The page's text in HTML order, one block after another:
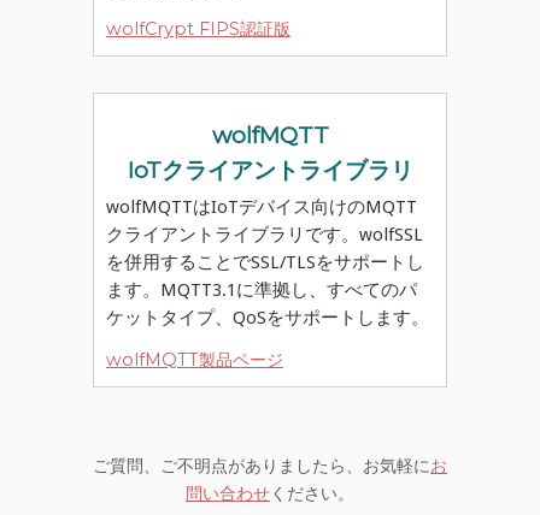
wolfCrypt FIPS認証版
wolfMQTT
IoTクライアントライブラリ
wolfMQTTはIoTデバイス向けのMQTT
クライアントライブラリです。wolfSSL
を併用することでSSL/TLSをサポートし
ます。MQTT3.1に準拠し、すべてのパ
ケットタイプ、QoSをサポートします。
wolfMQTT製品ページ
ご質問、ご不明点がありましたら、お気軽にお
問い合わせください。